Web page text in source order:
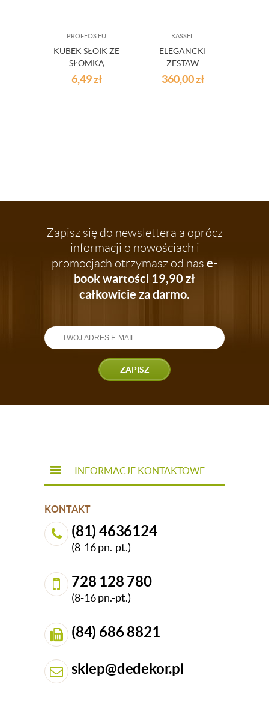
PROFEOS.EU
KUBEK SŁOIK ZE
SŁOMKĄ
SUMMER PARTY
6,49zł
KASSEL
ELEGANCKI
ZESTAW
SZTUĆCÓW - 24
SZTUKI
360,00zł
Zapisz się do newslettera a oprócz
informacji o nowościach i
promocjach otrzymasz od nas e-
book wartości 19,90 zł
całkowicie za darmo.
ZAPISZ
INFORMACJE KONTAKTOWE
KONTAKT
(81) 4636124
(8-16 pn.-pt.)
728 128 780
(8-16 pn.-pt.)
(84) 686 8821
sklep@dedekor.pl